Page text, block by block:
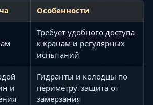
Особенности
Требует удобного доступа
к кранам и регулярных
испытаний
и
Гидранты и колодцы по
периметру, защита от
замерзания